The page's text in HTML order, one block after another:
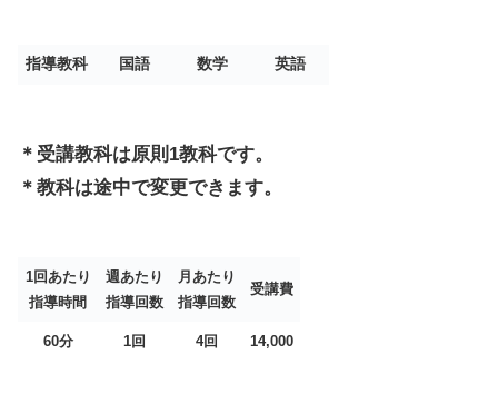
指導教科 国語 数学 英語
＊受講教科は原則1教科です。
＊教科は途中で変更できます。
1回あたり
指導時間
週あたり
指導回数
月あたり
指導回数
受講費
60分 1回 4回 14,000